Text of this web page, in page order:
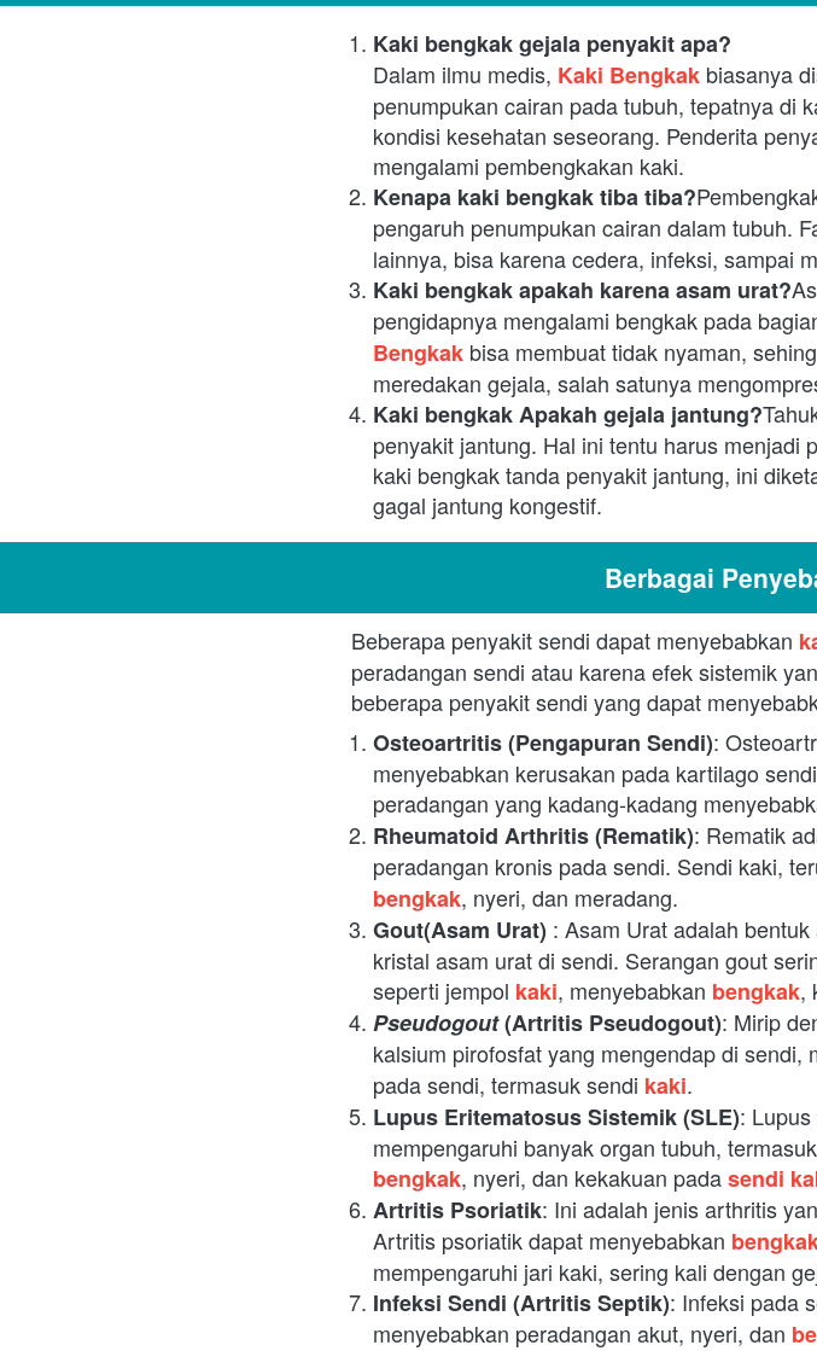
Kaki bengkak gejala penyakit apa?
Dalam ilmu medis, Kaki Bengkak biasanya
penumpukan cairan pada tubuh, tepatnya di
kondisi kesehatan seseorang. Penderita
mengalami pembengkakan kaki.
Kenapa kaki bengkak tiba tiba?
pengaruh penumpukan cairan dalam tubuh.
lainnya, bisa karena cedera, infeksi, sampai
Kaki bengkak apakah karena asam urat?
pengidapnya mengalami bengkak pada
Bengkak bisa membuat tidak nyaman,
meredakan gejala, salah satunya
Kaki bengkak Apakah gejala jantung?
penyakit jantung. Hal ini tentu harus menjadi
kaki bengkak tanda penyakit jantung, ini
gagal jantung kongestif.
Berbagai
Beberapa penyakit sendi dapat menyebabkan
peradangan sendi atau karena efek sistemik
beberapa penyakit sendi yang dapat
Osteoartritis (Pengapuran Sendi):
menyebabkan kerusakan pada kartilago
peradangan yang kadang-kadang
Rheumatoid Arthritis (Rematik): Rematik
peradangan kronis pada sendi. Sendi kaki,
bengkak, nyeri, dan meradang.
Gout(Asam Urat) : Asam Urat adalah
kristal asam urat di sendi. Serangan gout
seperti jempol kaki, menyebabkan bengkak,
Pseudogout(Artritis Pseudogout): Mirip
kalsium pirofosfat yang mengendap di sendi,
pada sendi, termasuk sendi kaki.
Lupus Eritematosus Sistemik (SLE):
mempengaruhi banyak organ tubuh,
bengkak, nyeri, dan kekakuan padasendi
Artritis Psoriatik: Ini adalah jenis arthritis
Artritis psoriatik dapat menyebabkan
mempengaruhi jari kaki, sering kali dengan
Infeksi Sendi (Artritis Septik): Infeksi pada
menyebabkan peradangan akut, nyeri, dan